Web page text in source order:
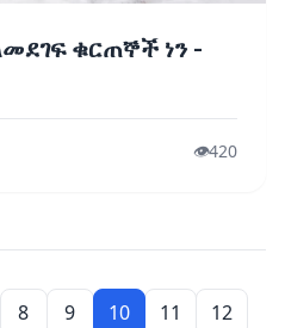
ቁርጠኞች ነን -
👁️420
8 9 10 11
12